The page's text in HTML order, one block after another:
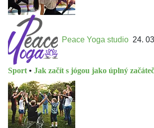
Peace Yoga studio 24.
Sport • Jak začít s jógou jako úplný